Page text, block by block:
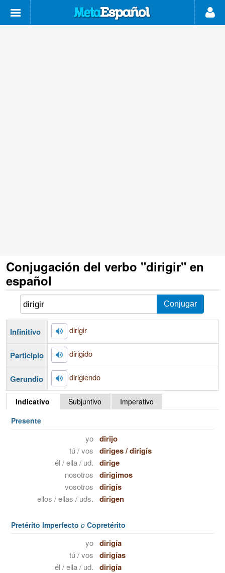
Conjugación del verbo "dirigir" en
español
Infinitivo dirigir
Participio dirigido
Gerundio dirigiendo
Indicativo Subjuntivo
Imperativo
Presente
yo dirijo
tú / vos diriges/dirigís
él / ella / ud. dirige
nosotros dirigimos
vosotros dirigís
ellos / ellas / uds. dirigen
Pretérito Imperfecto o Copretérito
yo dirigía
tú / vos dirigías
él / ella / ud. dirigía